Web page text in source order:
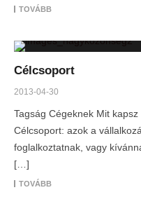
TOVÁBB
Célcsoport
2013-04-30
Tagság Cégeknek Mit
Célcsoport: azok a
foglalkoztatnak, vagy
[…]
TOVÁBB